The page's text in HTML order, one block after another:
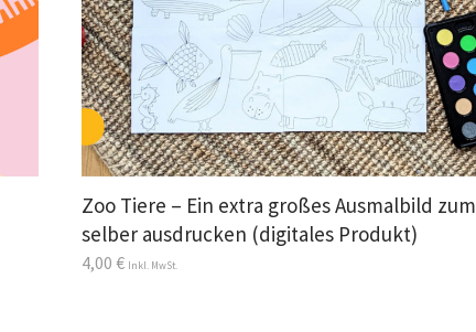
Zoo Tiere – Ein extra großes Ausmalbild zum
selber ausdrucken (digitales Produkt)
4,00€ Inkl. MwSt.